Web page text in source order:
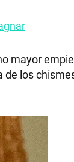
mayor
de los